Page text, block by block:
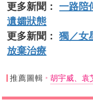
更多新聞： 一路陪
遺孀狀態
更多新聞：獨／女
放棄治療
推薦圖輯 胡宇威、袁